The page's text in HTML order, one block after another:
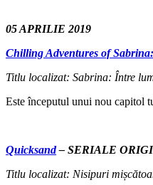
05 APRILIE 2019
Chilling Adventures of
Titlu localizat: Sabrina: Între
Este începutul unui nou capitol
Quicksand– SERIALE
Titlu localizat: Nisipuri